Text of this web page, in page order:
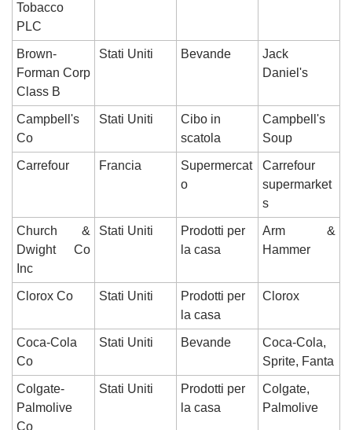
Tobacco
PLC
Brown-
Forman Corp
Class B
Stati Uniti Bevande
Jack
Daniel's
Campbell's
Co
Stati Uniti
Cibo in
scatola
Campbell's
Soup
Carrefour Francia
Supermercat
o
Carrefour
supermarket
s
Church &
Dwight Co
Inc
Stati Uniti
Prodotti per
la casa
Arm &
Hammer
Clorox Co Stati Uniti
Prodotti per
la casa
Clorox
Coca-Cola
Co
Stati Uniti Bevande
Coca-Cola,
Sprite, Fanta
Colgate-
Palmolive
Co
Stati Uniti
Prodotti per
la casa
Colgate,
Palmolive